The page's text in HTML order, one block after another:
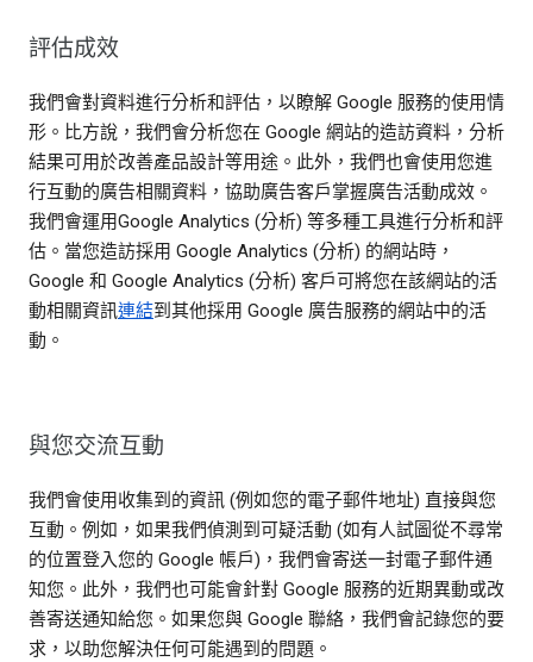
評估成效
我們會對資料進行分析和評估，以瞭解 Google 服務的使用情
形。比方說，我們會分析您在 Google 網站的造訪資料，分析
結果可用於改善產品設計等用途。此外，我們也會使用您進
行互動的廣告相關資料，協助廣告客戶掌握廣告活動成效。
我們會運用Google Analytics (分析) 等多種工具進行分析和評
估。當您造訪採用 Google Analytics (分析) 的網站時，
Google 和 Google Analytics (分析) 客戶可將您在該網站的活
動相關資訊連結到其他採用 Google 廣告服務的網站中的活
動。
與您交流互動
我們會使用收集到的資訊 (例如您的電子郵件地址) 直接與您
互動。例如，如果我們偵測到可疑活動 (如有人試圖從不尋常
的位置登入您的 Google 帳戶)，我們會寄送一封電子郵件通
知您。此外，我們也可能會針對 Google 服務的近期異動或改
善寄送通知給您。如果您與 Google 聯絡，我們會記錄您的要
求，以助您解決任何可能遇到的問題。